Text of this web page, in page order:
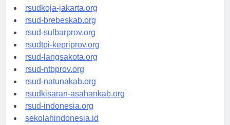
rsud-cilacapkab.org
rsudkoja-jakarta.org
rsud-brebeskab.org
rsud-sulbarprov.org
rsudtpi-kepriprov.org
rsud-langsakota.org
rsud-ntbprov.org
rsud-natunakab.org
rsudkisaran-asahankab.org
rsud-indonesia.org